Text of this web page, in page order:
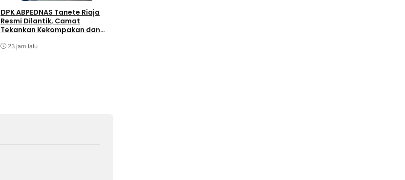
DPK ABPEDNAS Tanete Riaja
Resmi Dilantik, Camat
Tekankan Kekompakan dan
23 jam lalu